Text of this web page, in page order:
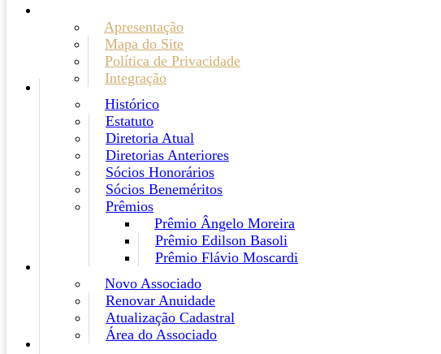
Apresentação
Mapa do Site
Política de Privacidade
Integração
Histórico
Estatuto
Diretoria Atual
Diretorias Anteriores
Sócios Honorários
Sócios Beneméritos
Prêmios
Prêmio Ângelo Moreira
Prêmio Edilson Basoli
Prêmio Flávio Moscardi
Novo Associado
Renovar Anuidade
Atualização Cadastral
Área do Associado